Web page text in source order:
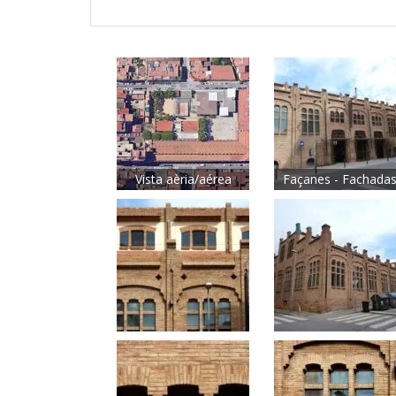
Vista aèria/aérea Façanes - Fachadas